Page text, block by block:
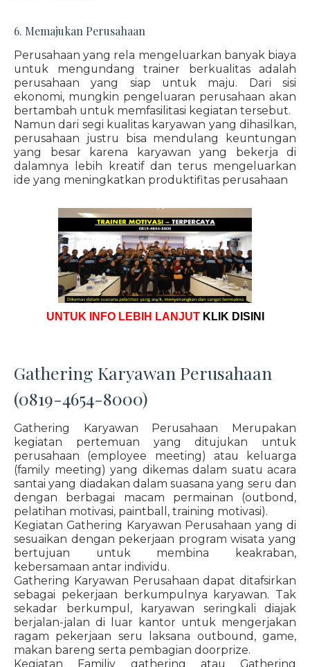
6. Memajukan Perusahaan
Perusahaan yang rela mengeluarkan banyak biaya
untuk mengundang trainer berkualitas adalah
perusahaan yang siap untuk maju. Dari sisi
ekonomi, mungkin pengeluaran perusahaan akan
bertambah untuk memfasilitasi kegiatan tersebut.
Namun dari segi kualitas karyawan yang dihasilkan,
perusahaan justru bisa mendulang keuntungan
yang besar karena karyawan yang bekerja di
dalamnya lebih kreatif dan terus mengeluarkan
ide yang meningkatkan produktifitas perusahaan
UNTUK INFO LEBIH LANJUT KLIK DISINI
Gathering Karyawan Perusahaan
(0819-4654-8000)
Gathering Karyawan Perusahaan Merupakan
kegiatan pertemuan yang ditujukan untuk
perusahaan (employee meeting) atau keluarga
(family meeting) yang dikemas dalam suatu acara
santai yang diadakan dalam suasana yang seru dan
dengan berbagai macam permainan (outbond,
pelatihan motivasi, paintball, training motivasi).
Kegiatan Gathering Karyawan Perusahaan yang di
sesuaikan dengan pekerjaan program wisata yang
bertujuan untuk membina keakraban,
kebersamaan antar individu.
Gathering Karyawan Perusahaan dapat ditafsirkan
sebagai pekerjaan berkumpulnya karyawan. Tak
sekadar berkumpul, karyawan seringkali diajak
berjalan-jalan di luar kantor untuk mengerjakan
ragam pekerjaan seru laksana outbound, game,
makan bareng serta pembagian doorprize.
Kegiatan Familiy gathering atau Gathering